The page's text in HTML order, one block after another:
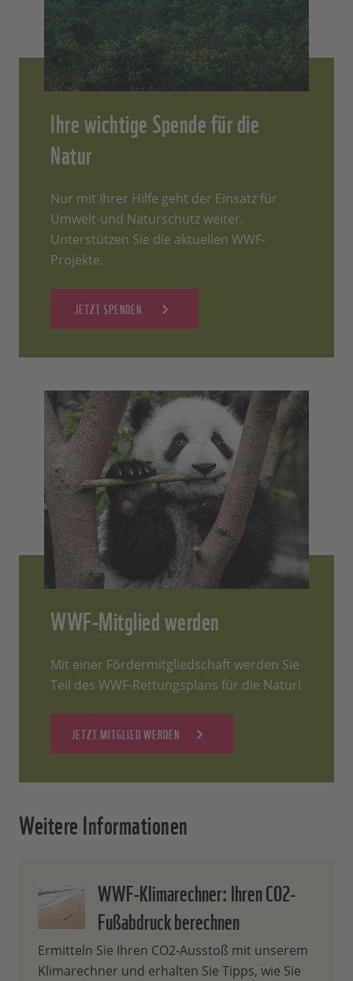
Ihre wichtige Spende für die
Natur
Nur mit Ihrer Hilfe geht der Einsatz für
Umwelt-und Naturschutz weiter.
Unterstützen Sie die aktuellen WWF-
Projekte.
JETZT SPENDEN
WWF-Mitglied werden
Mit einer Fördermitgliedschaft werden Sie
Teil des WWF-Rettungsplans für die Natur!
JETZT MITGLIED WERDEN
Weitere Informationen
WWF-Klimarechner: Ihren CO2-
Fußabdruck berechnen
Ermitteln Sie Ihren CO2-Ausstoß mit unserem
Klimarechner und erhalten Sie Tipps, wie Sie